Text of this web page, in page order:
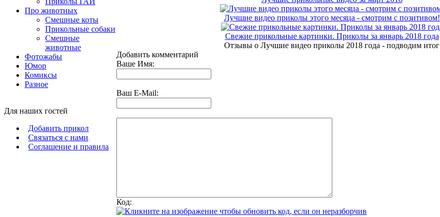
Про животных
Смешные коты
Прикольные собаки
Смешные
животные
Фотожабы
Юмор
Комиксы
Разное
Для наших гостей
Добавить прикол
Связаться с нами
Соглашение и правила
Лучшие видео приколы этого месяца - смотрим с позитивом!
Свежие прикольные картинки. Приколы за январь 2018 года
Отзывы о Лучшие видео приколы 2018 года - подводим итог
Добавить комментарий
Ваше Имя:
Ваш E-Mail:
Код: